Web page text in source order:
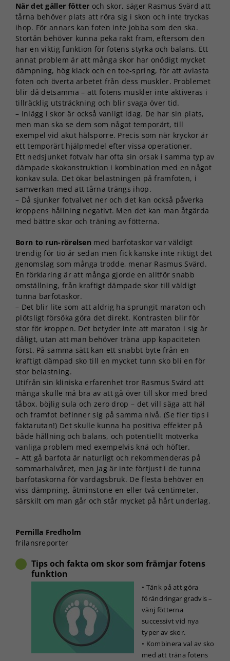
När det gäller fötter och skor, säger Rasmus Svärd att
tårna behöver plats att röra sig i skon och inte tryckas
ihop. För annars kan foten inte jobba som den ska.
Stortån behöver kunna peka rakt fram, eftersom den
har en viktig funktion för fotens styrka och balans. Ett
annat problem är att många skor har onödigt mycket
dämpning, hög klack och en toe-spring, för att avlasta
foten och överta arbetet från dess muskler. Problemet
blir då detsamma – att fotens muskler inte aktiveras i
tillräcklig utsträckning och blir svaga över tid.
– Inlägg i skor är också vanligt idag. De har sin plats,
men man ska se dem som något temporärt, till
exempel vid akut hälsporre. Precis som när kryckor är
ett temporärt hjälpmedel efter vissa operationer.
Ett nedsjunket fotvalv har ofta sin orsak i samma typ av
dämpade skokonstruktion i kombination med en något
konkav sula. Det ökar belastningen på framfoten, i
samverkan med att tårna trängs ihop.
– Då sjunker fotvalvet ner och det kan också påverka
kroppens hållning negativt. Men det kan man åtgärda
med bättre skor och träning av fötterna.
Born to run-rörelsen med barfotaskor var väldigt
trendig för tio år sedan men fick kanske inte riktigt det
genomslag som många trodde, menar Rasmus Svärd.
En förklaring är att många gjorde en alltför snabb
omställning, från kraftigt dämpade skor till väldigt
tunna barfotaskor.
– Det blir lite som att aldrig ha sprungit maraton och
plötsligt försöka göra det direkt. Kontrasten blir för
stor för kroppen. Det betyder inte att maraton i sig är
dåligt, utan att man behöver träna upp kapaciteten
först. På samma sätt kan ett snabbt byte från en
kraftigt dämpad sko till en mycket tunn sko bli en för
stor belastning.
Utifrån sin kliniska erfarenhet tror Rasmus Svärd att
många skulle må bra av att gå över till skor med bred
tåbox, böjlig sula och zero drop – det vill säga att häl
och framfot befinner sig på samma nivå. (Se fler tips i
faktarutan!) Det skulle kunna ha positiva effekter på
både hållning och balans, och potentiellt motverka
vanliga problem med exempelvis knä och höfter.
– Att gå barfota är naturligt och rekommenderas på
sommarhalvåret, men jag är inte förtjust i de tunna
barfotaskorna för vardagsbruk. De flesta behöver en
viss dämpning, åtminstone en eller två centimeter,
särskilt om man går och står mycket på hårt underlag.
Pernilla Fredholm
frilansreporter
Tips och fakta om skor som främjar fotens
funktion
• Tänk på att göra
förändringar gradvis –
vänj fötterna
successivt vid nya
typer av skor.
• Kombinera val av sko
med att träna fotens
Nödvändiga